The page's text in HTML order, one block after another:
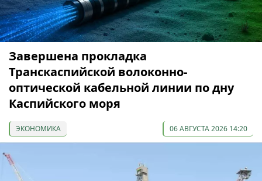
Завершена прокладка
Транскаспийской волоконно-
оптической кабельной линии по дну
Каспийского моря
ЭКОНОМИКА 06 АВГУСТА 2026 14:20